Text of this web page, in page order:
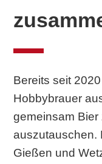
Bereits seit
Hobbybrauer
gemeinsam
auszutauschen.
Gießen und